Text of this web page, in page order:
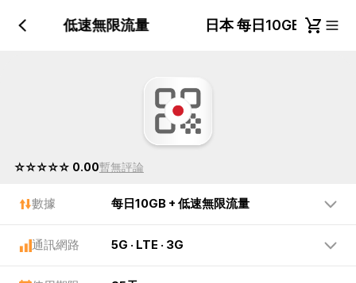
10GB + 低速無限流量 日本 每日10GB + 低
☆☆☆☆☆ 0.00暫無評論
數據 每日10GB + 低速無限流量
通訊網路 5G · LTE · 3G